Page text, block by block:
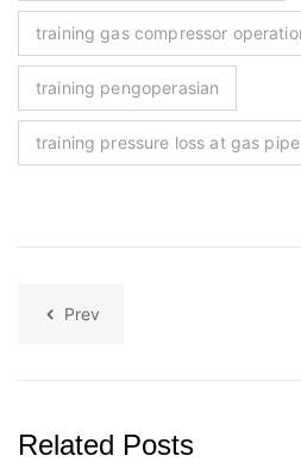
training gas compressor
training pengoperasian
training pressure loss at gas
Prev
Related Posts